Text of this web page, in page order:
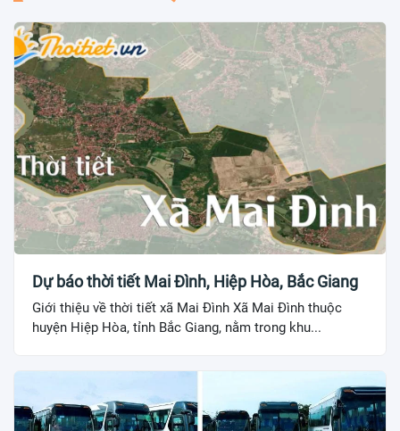
Dự báo thời tiết Mai Đình, Hiệp Hòa, Bắc Giang
Giới thiệu về thời tiết xã Mai Đình Xã Mai Đình thuộc
huyện Hiệp Hòa, tỉnh Bắc Giang, nằm trong khu...